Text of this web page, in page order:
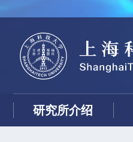
研究所介绍